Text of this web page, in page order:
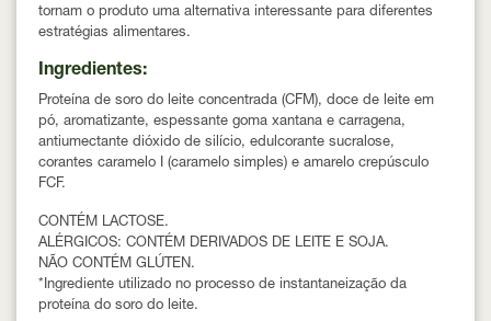
tornam o produto uma alternativa interessante para diferentes
estratégias alimentares.
Ingredientes:
Proteína de soro do leite concentrada (CFM), doce de leite em
pó, aromatizante, espessante goma xantana e carragena,
antiumectante dióxido de silício, edulcorante sucralose,
corantes caramelo I (caramelo simples) e amarelo crepúsculo
FCF.
CONTÉM LACTOSE.
ALÉRGICOS: CONTÉM DERIVADOS DE LEITE E SOJA.
NÃO CONTÉM GLÚTEN.
*Ingrediente utilizado no processo de instantaneização da
proteína do soro do leite.